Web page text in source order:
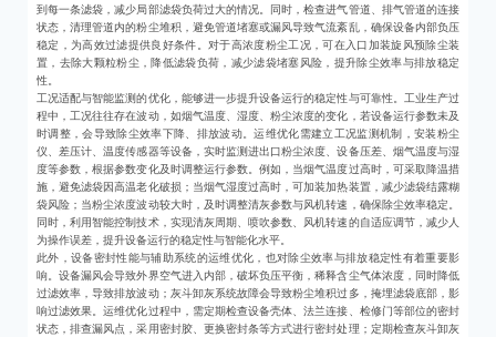
到每一条滤袋，减少局部滤袋负荷过大的情况。同时，检查进气管道、排气管道的连接
状态，清理管道内的粉尘堆积，避免管道堵塞或漏风导致气流紊乱，确保设备内部负压
稳定，为高效过滤提供良好条件。对于高浓度粉尘工况，可在入口加装旋风预除尘装
置，去除大颗粒粉尘，降低滤袋负荷，减少滤袋堵塞风险，提升除尘效率与排放稳定
性。
工况适配与智能监测的优化，能够进一步提升设备运行的稳定性与可靠性。工业生产过
程中，工况往往存在波动，如烟气温度、湿度、粉尘浓度的变化，若设备运行参数未及
时调整，会导致除尘效率下降、排放波动。运维优化需建立工况监测机制，安装粉尘
仪、差压计、温度传感器等设备，实时监测进出口粉尘浓度、设备压差、烟气温度与湿
度等参数，根据参数变化及时调整运行参数。例如，当烟气温度过高时，可采取降温措
施，避免滤袋因高温老化破损；当烟气湿度过高时，可加装加热装置，减少滤袋结露糊
袋风险；当粉尘浓度波动较大时，及时调整清灰参数与风机转速，确保除尘效率稳定。
同时，利用智能控制技术，实现清灰周期、喷吹参数、风机转速的自适应调节，减少人
为操作误差，提升设备运行的稳定性与智能化水平。
此外，设备密封性能与辅助系统的运维优化，也对除尘效率与排放稳定性有着重要影
响。设备漏风会导致外界空气进入内部，破坏负压平衡，稀释含尘气体浓度，同时降低
过滤效率，导致排放波动；灰斗卸灰系统故障会导致粉尘堆积过多，掩埋滤袋底部，影
响过滤效果。运维优化过程中，需定期检查设备壳体、法兰连接、检修门等部位的密封
状态，排查漏风点，采用密封胶、更换密封条等方式进行密封处理；定期检查灰斗卸灰